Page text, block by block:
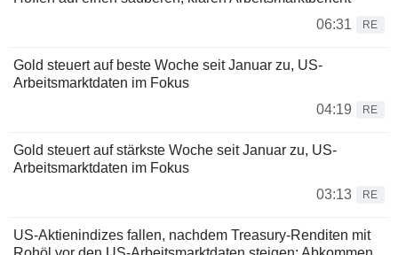
06:31
RE
Gold steuert auf beste Woche seit Januar zu, US-
Arbeitsmarktdaten im Fokus
04:19
RE
Gold steuert auf stärkste Woche seit Januar zu, US-
Arbeitsmarktdaten im Fokus
03:13
RE
US-Aktienindizes fallen, nachdem Treasury-Renditen mit